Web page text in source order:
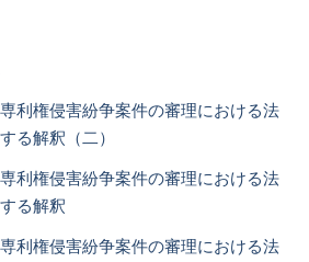
利権侵害紛争案件の審理における法
る解釈（二）
利権侵害紛争案件の審理における法
る解釈
利権侵害紛争案件の審理における法